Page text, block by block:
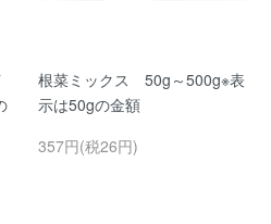
根菜ミックス 50g～500g※表
示は50gの金額
357円(税26円)